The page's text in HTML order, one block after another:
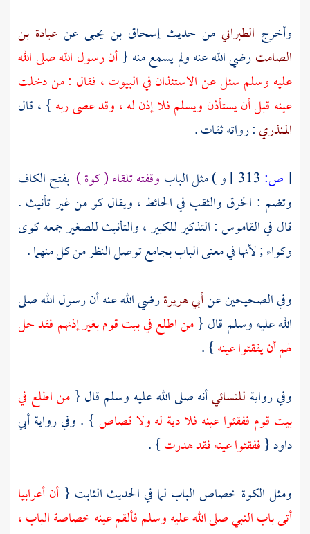
وأخرج الطبرانيمن حديثإسحاق بن يحيى عن عبادة بن
الصامترضي الله عنه ولم يسمع منه { أن رسول الله صلى الله
عليه وسلم سئل عن الاستئذان في البيوت ، فقال : من دخلت
عينه قبل أن يستأذن ويسلم فلا إذن له ، وقد عصى ربه } ، قال
المنذري: رواته ثقات .
[ص: و ) مثل الباب وقفته تلقاء ( كوة ) بفتح الكاف
وتضم : الخرق والثقب في الحائط ، ويقال كو من غير تأنيث .
قال في القاموس : التذكير للكبير ، والتأنيث للصغير جمعه كوى
وكواء ; لأنها في معنى الباب بجامع توصل النظر من كل منهما .
وفي الصحيحين عنأبي هريرةرضي الله عنه أن رسول الله صلى
الله عليه وسلم قال {من اطلع في بيت قوم بغير إذنهم فقد حل
لهم أن يفقئوا عينه} .
وفي رواية للنسائيأنه صلى الله عليه وسلم قال {من اطلع في
بيت قوم ففقئوا عينه فلا دية له ولا قصاص } . وفي روايةأبي
داود{ففقئوا عينه فقد هدرت} .
ومثل الكوة خصاص الباب لما في الحديث الثابت { أن أعرابيا
أتى باب النبي صلى الله عليه وسلم فألقم عينه خصاصة الباب ،